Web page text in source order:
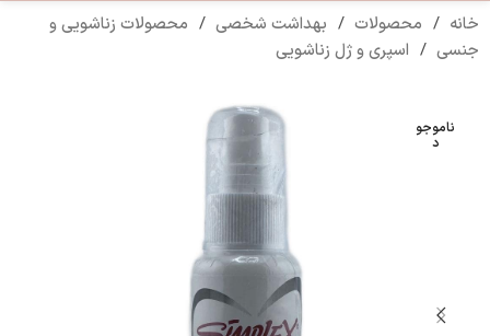
خانه / محصولات / بهداشت شخصی / محصولات زناشویی و
جنسی / اسپری و ژل زناشویی
ناموجو
د